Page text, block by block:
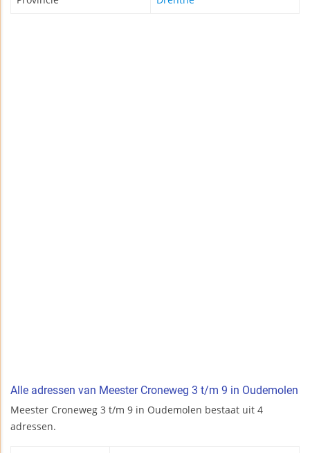
Alle adressen van Meester Croneweg 3 t/m 9 in Oudemolen
Meester Croneweg 3 t/m 9 in Oudemolen bestaat uit 4
adressen.